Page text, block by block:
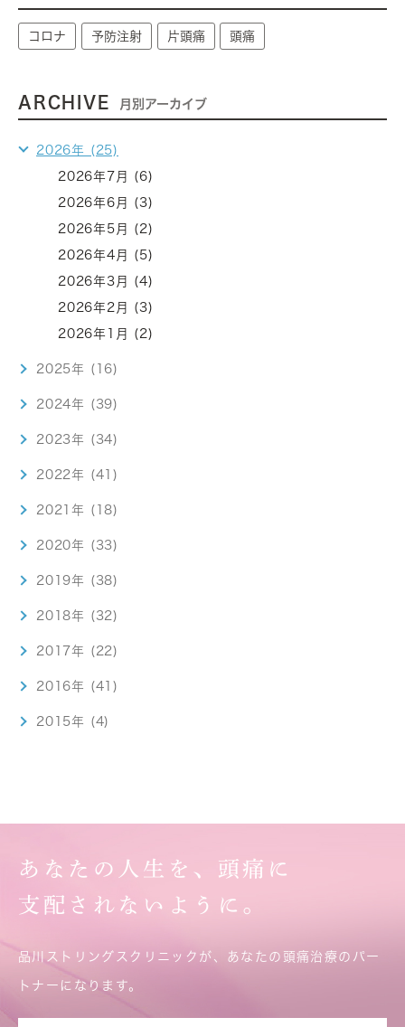
コロナ 予防注射 片頭痛 頭痛
ARCHIVE 月別アーカイブ
2026年 (25)
2026年7月 (6)
2026年6月 (3)
2026年5月 (2)
2026年4月 (5)
2026年3月 (4)
2026年2月 (3)
2026年1月 (2)
2025年 (16)
2024年 (39)
2023年 (34)
2022年 (41)
2021年 (18)
2020年 (33)
2019年 (38)
2018年 (32)
2017年 (22)
2016年 (41)
2015年 (4)
あなたの人生を、頭痛に
支配されないように。
品川ストリングスクリニックが、あなたの頭痛治療のパー
トナーになります。